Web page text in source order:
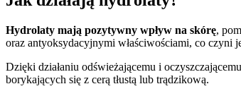
Hydrolaty mają pozytywny wpływ na skórę,
oraz antyoksydacyjnymi właściwościami, co czyni
Dzięki działaniu odświeżającemu i
borykających się z cerą tłustą lub trądzikową.